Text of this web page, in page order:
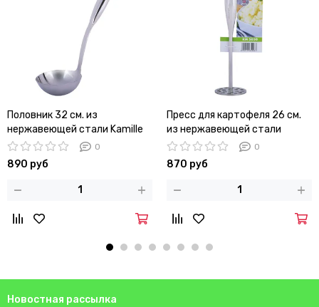
Половник 32 см. из
нержавеющей стали Kamille
КМ-5020
0
890 руб
Пресс для картофеля 26 см.
из нержавеющей стали
Kamille КМ-5050
0
870 руб
Новостная рассылка